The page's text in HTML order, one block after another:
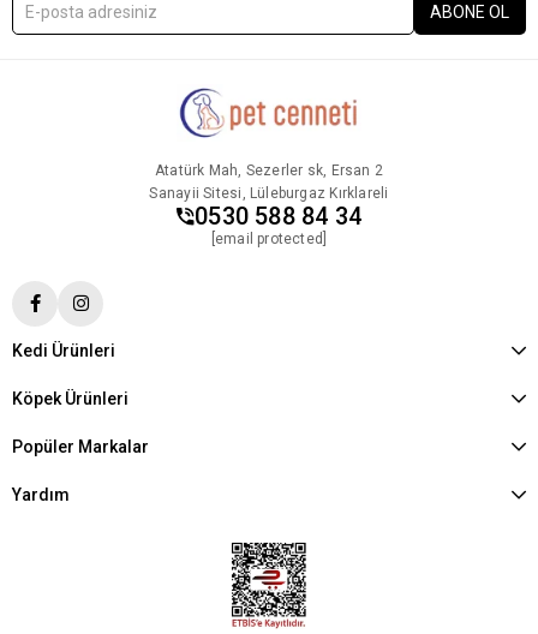
ABONE OL
Atatürk Mah, Sezerler sk, Ersan 2
Sanayii Sitesi, Lüleburgaz Kırklareli
0530 588 84 34
[email protected]
Kedi Ürünleri
Köpek Ürünleri
Popüler Markalar
Yardım